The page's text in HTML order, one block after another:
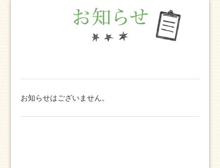
お知らせはございません。